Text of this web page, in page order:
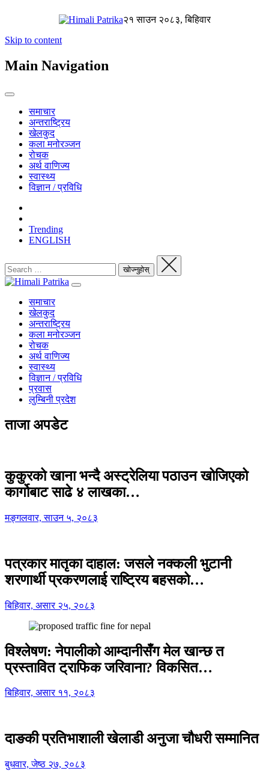
२१ साउन २०८३, बिहिवार
Skip to content
Main Navigation
समाचार
अन्तराष्ट्रिय
खेलकुद
कला मनोरञ्जन
रोचक
अर्थ वाणिज्य
स्वास्थ्य
विज्ञान / प्रविधि
Trending
ENGLISH
समाचार
खेलकुद
अन्तराष्ट्रिय
कला मनोरञ्जन
रोचक
अर्थ वाणिज्य
स्वास्थ्य
विज्ञान / प्रविधि
प्रवास
लुम्बिनी प्रदेश
ताजा अपडेट
कुकुरको खाना भन्दै अस्ट्रेलिया पठाउन खोजिएको
कार्गोबाट साढे ४ लाखका…
मङ्गलवार, साउन ५, २०८३
पत्रकार मातृका दाहाल: जसले नक्कली भुटानी
शरणार्थी प्रकरणलाई राष्ट्रिय बहसको…
बिहिवार, असार २५, २०८३
विश्लेषण: नेपालीको आम्दानीसँग मेल खान्छ त
प्रस्तावित ट्राफिक जरिवाना? विकसित…
बिहिवार, असार ११, २०८३
दाङकी प्रतिभाशाली खेलाडी अनुजा चौधरी सम्मानित
बुधवार, जेष्ठ २७, २०८३